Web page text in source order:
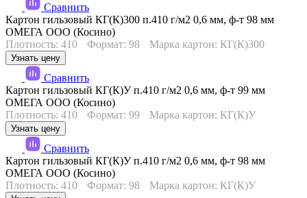
Сравнить
Картон гильзовый КГ(К)300 п.410 г/м2 0,6 мм, ф-т 98 мм
ОМЕГА ООО (Косино)
Плотность: 410
Формат: 98 Марка картон: КГ(К)300
Узнать цену
Сравнить
Картон гильзовый КГ(К)У п.410 г/м2 0,6 мм, ф-т 99 мм
ОМЕГА ООО (Косино)
Плотность: 410
Формат: 99 Марка картон: КГ(К)У
Узнать цену
Сравнить
Картон гильзовый КГ(К)У п.410 г/м2 0,6 мм, ф-т 98 мм
ОМЕГА ООО (Косино)
Плотность: 410
Формат: 98 Марка картон: КГ(К)У